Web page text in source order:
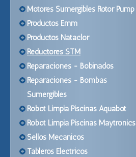
Motores Sumergibles Rotor Pump
Productos Emm
Productos Nataclor
Reductores STM
Reparaciones - Bobinados
Reparaciones - Bombas
Sumergibles
Robot Limpia Piscinas Aquabot
Robot Limpia Piscinas Maytronics
Sellos Mecanicos
Tableros Electricos